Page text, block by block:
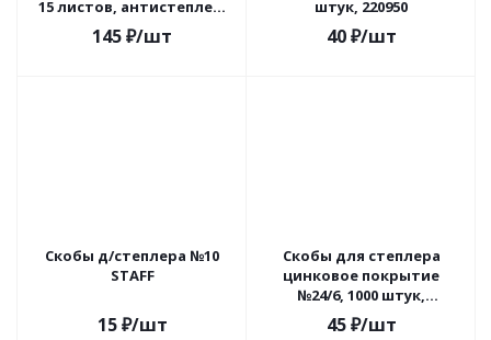
15 листов, антистеплер,
черный, 227762
145₽/шт
штук, 220950
40₽/шт
Скобы д/степлера №10
STAFF
15₽/шт
Скобы для степлера
цинковое покрытие
№24/6, 1000 штук,
BRAUBERG "EXTRA", до 30
листов, 229299
45₽/шт